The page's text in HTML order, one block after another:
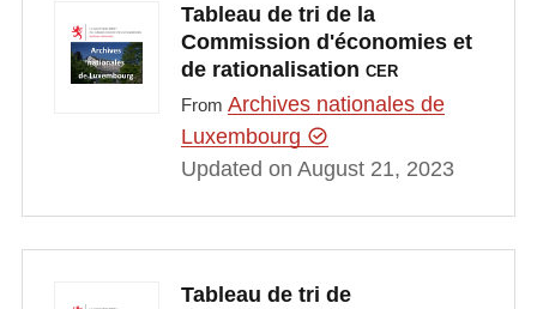
Tableau de tri de la
Commission d'économies et
de rationalisation CER
From Archives nationales de
Luxembourg
Updated on August 21, 2023
Tableau de tri de